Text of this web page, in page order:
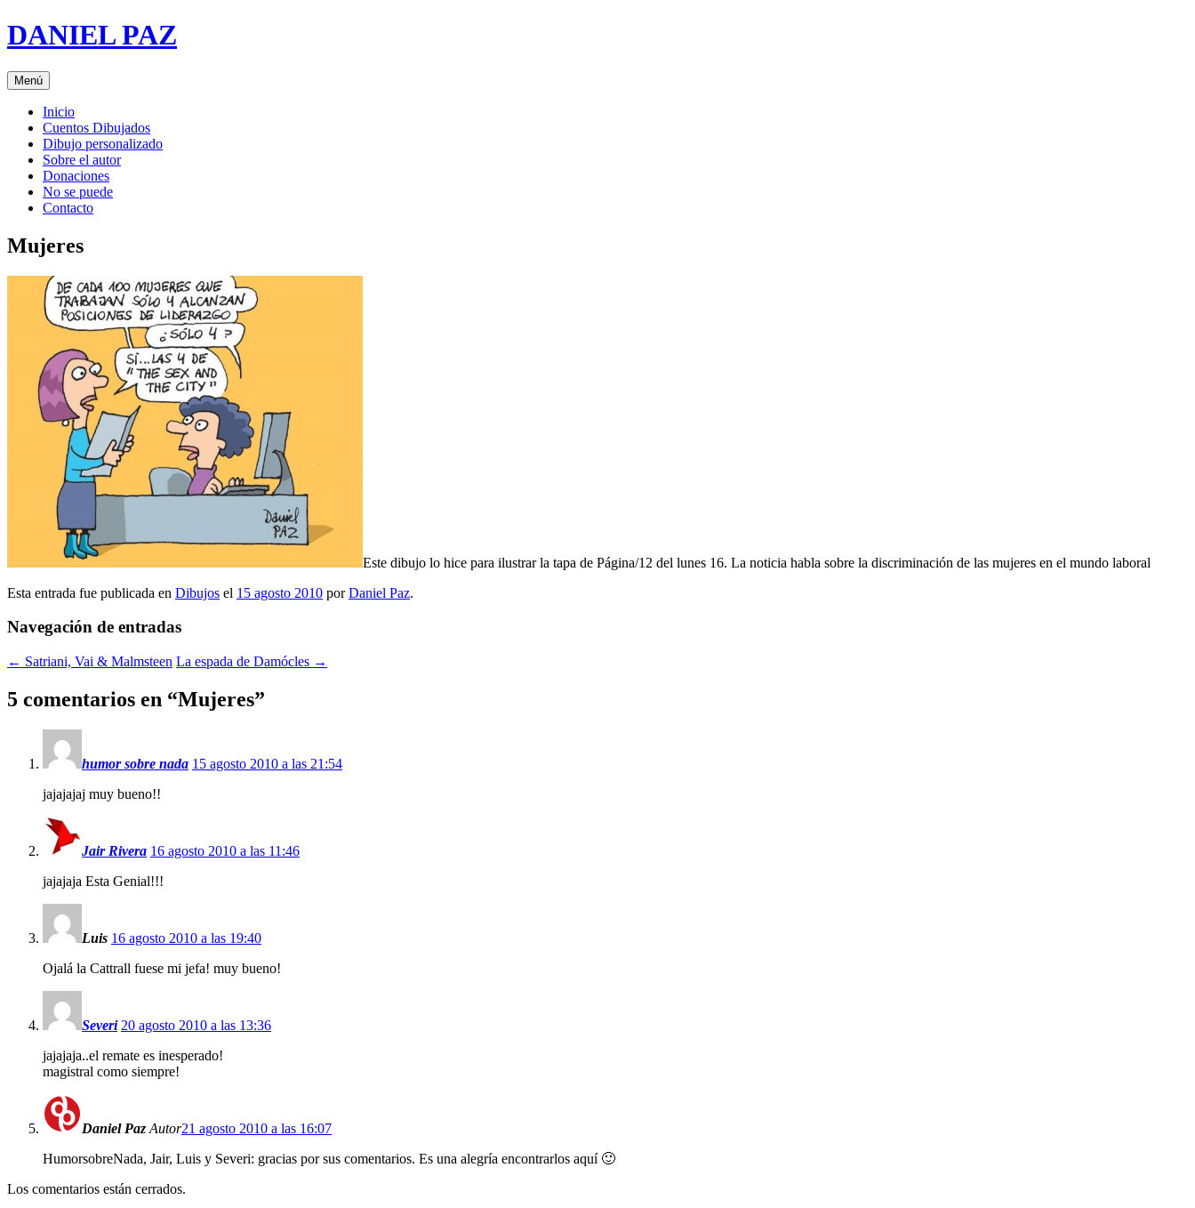
Saltar
al
DANIEL PAZ
Menú
Inicio
Cuentos Dibujados
Dibujo personalizado
Sobre el autor
Donaciones
No se puede
Contacto
Mujeres
Este dibujo lo hice para ilustrar la tapa de Página/12 del lunes 16. La noticia habla sobre la discriminación de las mujeres en el mundo laboral
Esta entrada fue publicada en Dibujos el 15 agosto 2010 porDaniel Paz.
Navegación de entradas
← Satriani, Vai & Malmsteen La espada de Damócles →
5 comentarios en “Mujeres”
humor sobre nada 15 agosto 2010 a las 21:54
jajajajaj muy bueno!!
Jair Rivera 16 agosto 2010 a las 11:46
jajajaja Esta Genial!!!
Luis 16 agosto 2010 a las 19:40
Ojalá la Cattrall fuese mi jefa! muy bueno!
Severi 20 agosto 2010 a las 13:36
jajajaja..el remate es inesperado!
magistral como siempre!
Daniel Paz Autor21 agosto 2010 a las 16:07
HumorsobreNada, Jair, Luis y Severi: gracias por sus comentarios. Es una alegría encontrarlos aquí 🙂
Los comentarios están cerrados.